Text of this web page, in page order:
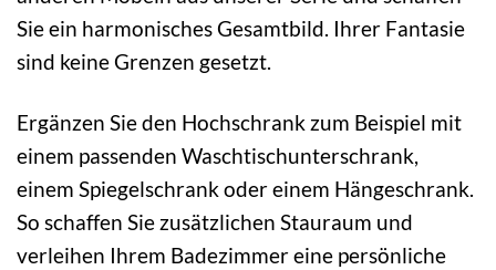
Sie ein harmonisches Gesamtbild. Ihrer Fantasie
sind keine Grenzen gesetzt.
Ergänzen Sie den Hochschrank zum Beispiel mit
einem passenden Waschtischunterschrank,
einem Spiegelschrank oder einem Hängeschrank.
So schaffen Sie zusätzlichen Stauraum und
verleihen Ihrem Badezimmer eine persönliche